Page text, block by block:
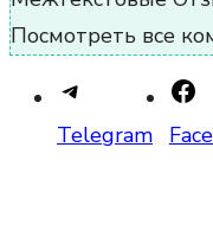
Посмотреть все
Telegram